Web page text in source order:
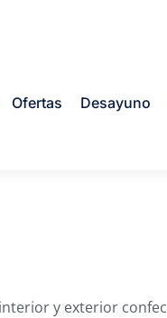
Ofertas Desayuno
y exterior